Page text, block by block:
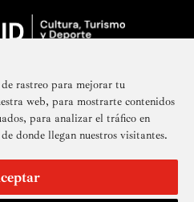
de rastreo para mejorar tu
web, para mostrarte contenidos
para analizar el tráfico en
donde llegan nuestros visitantes.
a nuestra newsletter